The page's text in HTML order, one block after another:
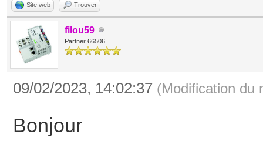
Site web Trouver
filou59
Partner 66506
09/02/2023, 14:02:37 (Modification du
Bonjour